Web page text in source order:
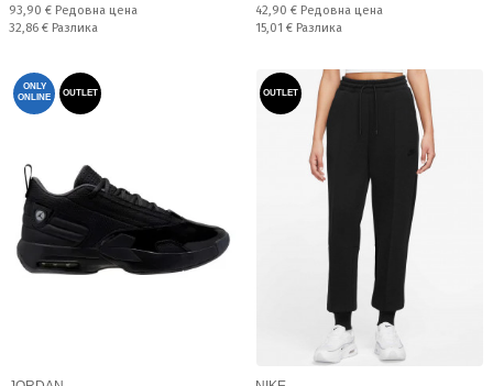
Редовна цена:
93,90 € Редовна цена
Спестявате:
32,86 € Разлика
Редовна цена:
42,90 € Редовна цена
Спестявате:
15,01 € Разлика
ONLY
ONLINE
OUTLET OUTLET